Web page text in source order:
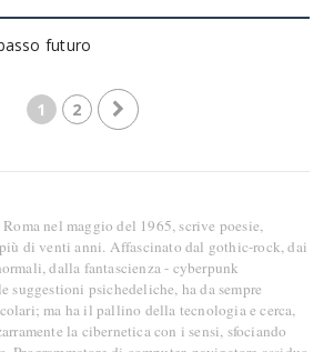
futuro
1 2
nel maggio del 1965, scrive poesie,
di venti anni. Affascinato dal gothic-rock, dai
dalla fantascienza - cyberpunk
suggestioni psichedeliche, ha da sempre
ma ha il pallino della tecnologia e cerca,
la cibernetica con i sensi, sfociando